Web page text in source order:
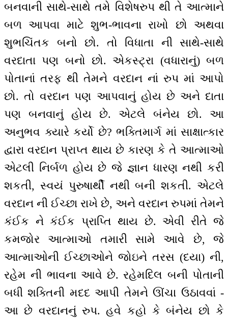
બનવાની સાથે-સાથે તમે વિશેષરુપ થી તે આત્માને
બળ આપવા માટે શુભ-ભાવના રાખો છો અથવા
શુભચિંતક બનો છો. તો વિધાતા ની સાથે-સાથે
વરદાતા પણ બનો છો. એકસ્ટ્રા (વધારાનું) બળ
પોતાનાં તરફ થી તેમને વરદાન નાં રુપ માં આપો
છો. તો વરદાન પણ આપવાનું હોય છે અને દાતા
પણ બનવાનું હોય છે. એટલે બંનેય છો. આ
અનુભવ ક્યારે કર્યો છે? ભક્તિમાર્ગ માં સાક્ષાત્કાર
દ્વારા વરદાન પ્રાપ્ત થાય છે કારણ કે તે આત્માઓ
એટલી નિર્બળ હોય છે જે જ્ઞાન ધારણ નથી કરી
શકતી, સ્વયં પુરુષાર્થી નથી બની શકતી. એટલે
વરદાન ની ઈચ્છા રાખે છે, અને વરદાન રુપમાં તેમને
કંઈક ને કંઈક પ્રાપ્તિ થાય છે. એવી રીતે જે
કમજોર આત્માઓ તમારી સામે આવે છે, જે
આત્માઓની ઈચ્છાઓને જોઇને તરસ (દયા) ની,
રહેમ ની ભાવના આવે છે. રહેમદિલ બની પોતાની
બધી શક્તિની મદદ આપી તેમને ઊંચા ઉઠાવવાં -
આ છે વરદાનનું રુપ. હવે કહો કે બંનેય છો કે